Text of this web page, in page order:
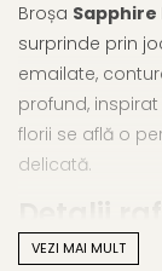
Broșa Sapphire
surprinde prin
emailate,
profund,
florii se află o
delicată.
Albastrul intens
VEZI MAI MULT